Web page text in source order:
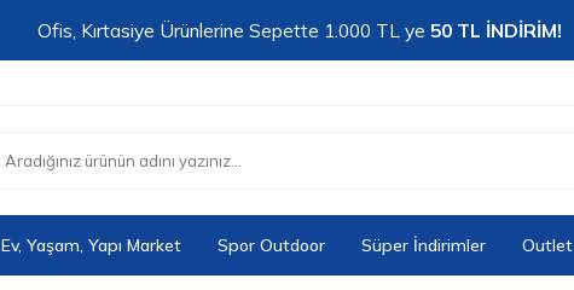
Ofis, Kırtasiye Ürünlerine Sepette 1.000 TL ye 50 TL İNDİRİM!
Ev, Yaşam, Yapı Market Spor Outdoor Süper İndirimler Outlet